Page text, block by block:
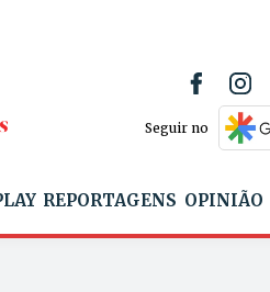
Seguir no
REPORTAGENS OPINIÃO